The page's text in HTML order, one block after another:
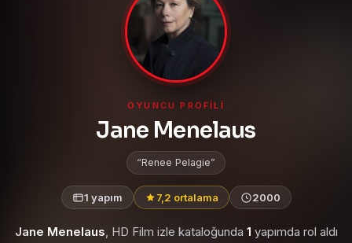
OYUNCU PROFILI
Jane Menelaus
Renee Pelagie
1 yapım 7,2 ortalama 2000
Jane Menelaus, HD Film izle kataloğunda 1 yapımda rol aldı